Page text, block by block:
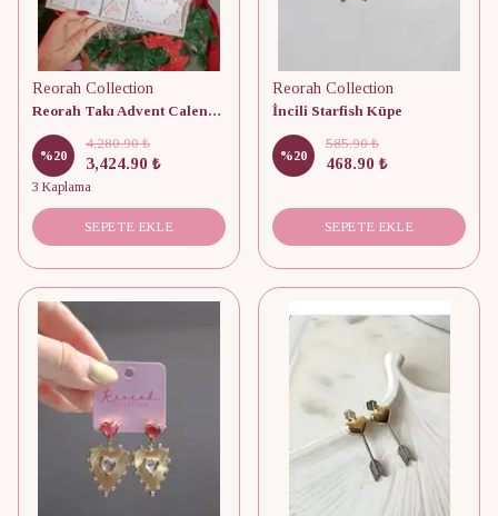
Reorah Collection
Reorah Takı Advent Calendar 12 Adet
%20
4,280.90 ₺
3,424.90 ₺
3 Kaplama
SEPETE EKLE
Reorah Collection
İncili Starfish Küpe
%20
585.90 ₺
468.90 ₺
SEPETE EKLE